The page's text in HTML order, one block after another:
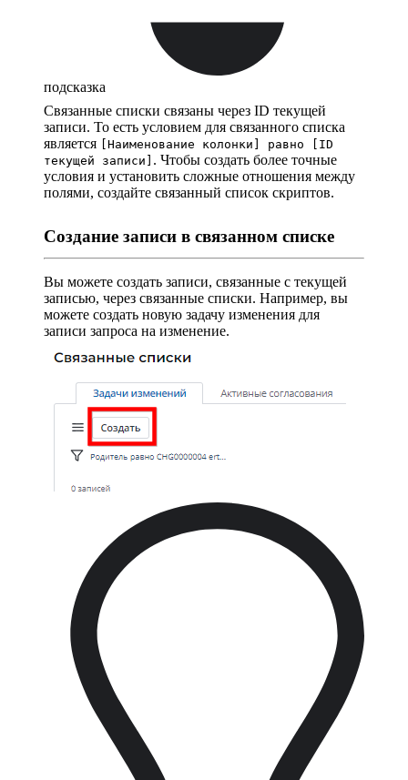
подсказка
Связанные списки связаны через ID текущей
записи. То есть условием для связанного списка
является
[Наименование колонки] равно [ID
текущей записи] . Чтобы создать более точные
условия и установить сложные отношения между
полями, создайте связанный список скриптов.
Создание записи в связанном списке
Вы можете создать записи, связанные с текущей
записью, через связанные списки. Например, вы
можете создать новую задачу изменения для
записи запроса на изменение.